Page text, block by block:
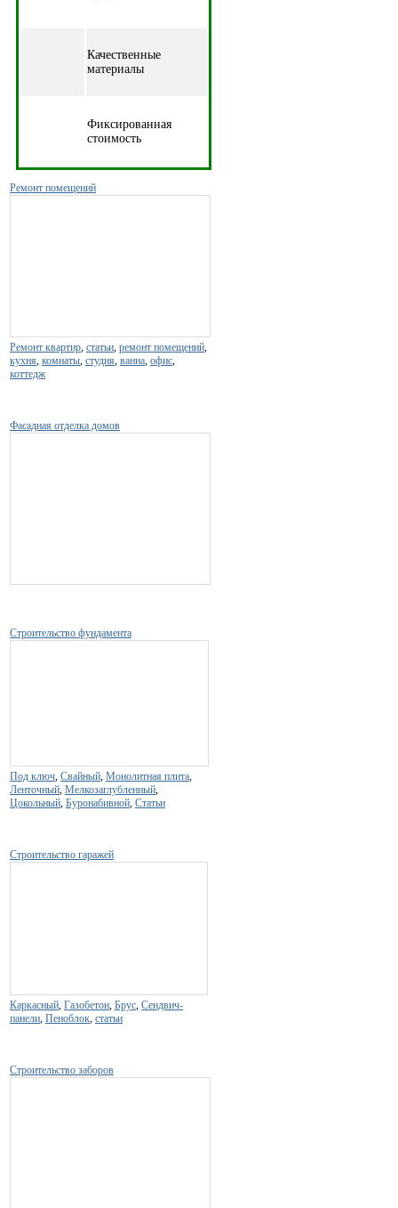
Качественные
материалы
Фиксированная
стоимость
Ремонт помещений
Ремонт квартир, статьи, ремонт помещений,
кухня, комнаты, студия, ванна, офис,
коттедж
Фасадная отделка домов
Строительство фундамента
Под ключ, Свайный, Монолитная плита,
Ленточный, Мелкозаглубленный,
Цокольный, Буронабивной, Статьи
Строительство гаражей
Каркасный, Газобетон, Брус, Сендвич-
панели, Пеноблок, статьи
Строительство заборов